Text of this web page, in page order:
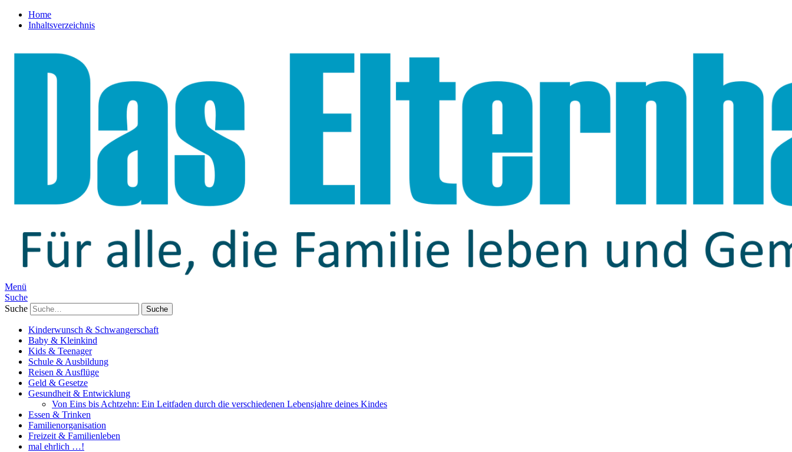
Home
Inhaltsverzeichnis
Menü
Suche
Suche
Kinderwunsch & Schwangerschaft
Baby & Kleinkind
Kids & Teenager
Schule & Ausbildung
Reisen & Ausflüge
Geld & Gesetze
Gesundheit & Entwicklung
Von Eins bis Achtzehn: Ein Leitfaden durch die verschiedenen Lebensjahre deines Kindes
Essen & Trinken
Familienorganisation
Freizeit & Familienleben
mal ehrlich …!